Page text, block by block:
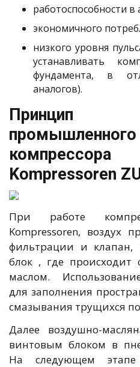
работоспособности
экономичного
низкого уровня
устанавливать
фундамента, в
аналогов).
Kompressoren
При работе
Kompressoren, воздух
фильтрации и клапан,
блок , где происходит
маслом.
для заполнения
смазывания трущихся
Далее воздушно-
винтовым блоком в
На следующем